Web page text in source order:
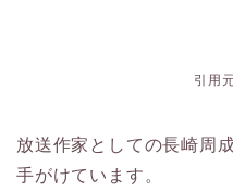
引用
放送作家としての長崎周
手がけています。